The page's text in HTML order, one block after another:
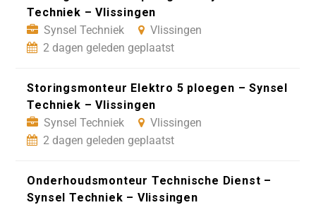
Techniek – Vlissingen
Synsel Techniek
Vlissingen
2 dagen geleden geplaatst
Storingsmonteur Elektro 5 ploegen – Synsel
Techniek – Vlissingen
Synsel Techniek
Vlissingen
2 dagen geleden geplaatst
Onderhoudsmonteur Technische Dienst –
Synsel Techniek – Vlissingen